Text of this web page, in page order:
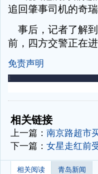
追回肇事司机的奇
事后，记者了解
前，四方交警正在
免责声明
-
相关链接
上一篇： 南京路超市
下一篇： 女星走红前
相关阅读 青岛新闻